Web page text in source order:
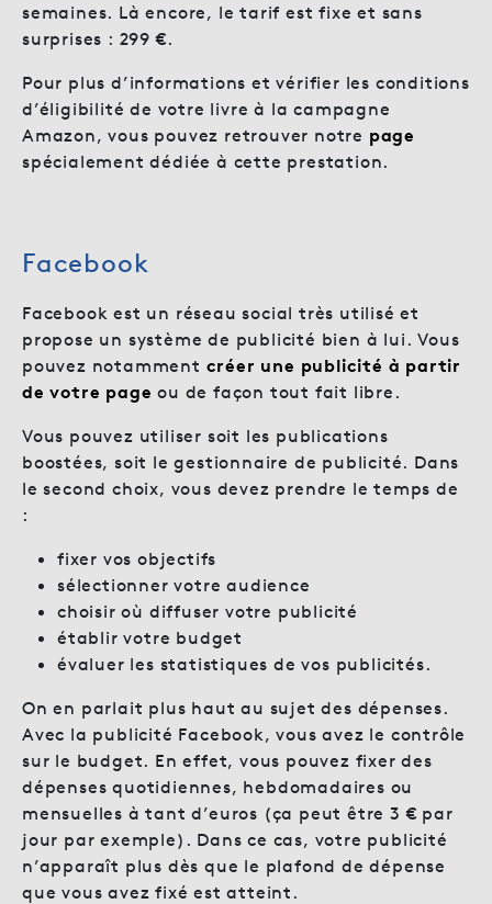
semaines. Là encore, le tarif est fixe et sans
surprises : 299 €.
Pour plus d’informations et vérifier les conditions
d’éligibilité de votre livre à la campagne
Amazon, vous pouvez retrouver notre page
spécialement dédiée à cette prestation.
Facebook
Facebook est un réseau social très utilisé et
propose un système de publicité bien à lui. Vous
pouvez notamment créer une publicité à partir
de votre page ou de façon tout fait libre.
Vous pouvez utiliser soit les publications
boostées, soit le gestionnaire de publicité. Dans
le second choix, vous devez prendre le temps de
:
fixer vos objectifs
sélectionner votre audience
choisir où diffuser votre publicité
établir votre budget
évaluer les statistiques de vos publicités.
On en parlait plus haut au sujet des dépenses.
Avec la publicité Facebook, vous avez le contrôle
sur le budget. En effet, vous pouvez fixer des
dépenses quotidiennes, hebdomadaires ou
mensuelles à tant d’euros (ça peut être 3 € par
jour par exemple). Dans ce cas, votre publicité
n’apparaît plus dès que le plafond de dépense
que vous avez fixé est atteint.